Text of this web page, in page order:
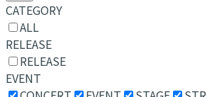
CATEGORY
ALL
RELEASE
RELEASE
EVENT